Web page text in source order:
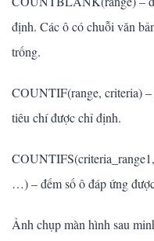
định. Các ô có chuỗi văn
trống.
COUNTIF(range, criteria)
tiêu chí được chỉ định.
…) – đếm số ô đáp ứng
Ảnh chụp màn hình sau